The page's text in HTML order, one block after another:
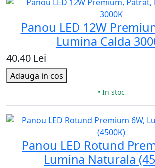
Panou LED 12W
Lumina Calda
40.40 Lei
Adauga in cos
• In stoc
Panou LED Rotund
Lumina Naturala